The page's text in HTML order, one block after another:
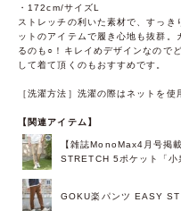
・172cm/サイズL
ストレッチの利いた素材で、すっ
ットのアイテムで履き心地も抜群
るのも○！キレイめデザインなので
して着て頂くのもおすすめです。
［洗濯方法］洗濯の際はネットを使
【関連アイテム】
【雑誌MonoMax4月号掲
STRETCH 5ポケット「小
GOKU楽パンツ EASY